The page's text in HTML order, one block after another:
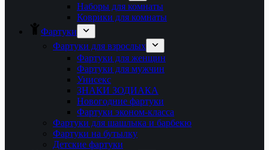
Наборы для комнаты
Коврики для комнаты
Фартуки
Фартуки для взрослых
Фартуки для женщин
Фартуки для мужчин
Унисекс
ЗНАКИ ЗОДИАКА
Новогодние фартуки
Фартуки эконом-класса
Фартуки для шашлыка и барбекю
Фартуки на бутылку
Детские фартуки